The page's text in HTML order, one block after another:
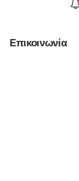
Επικοινωνία